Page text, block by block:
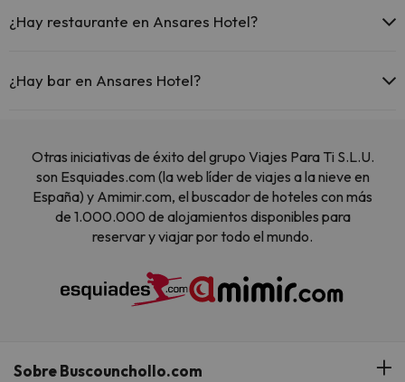
¿Hay restaurante en Ansares Hotel?
¿Hay bar en Ansares Hotel?
Otras iniciativas de éxito del grupo Viajes Para Ti S.L.U.
son Esquiades.com (la web líder de viajes a la nieve en
España) y Amimir.com, el buscador de hoteles con más
de 1.000.000 de alojamientos disponibles para
reservar y viajar por todo el mundo.
Sobre Buscounchollo.com